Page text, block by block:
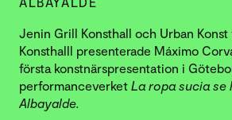
Jenin Grill Konsthall och Urban
Konsthalll presenterade Máximo
första konstnärspresentation i
performanceverket La ropa sucia se
Albayalde.